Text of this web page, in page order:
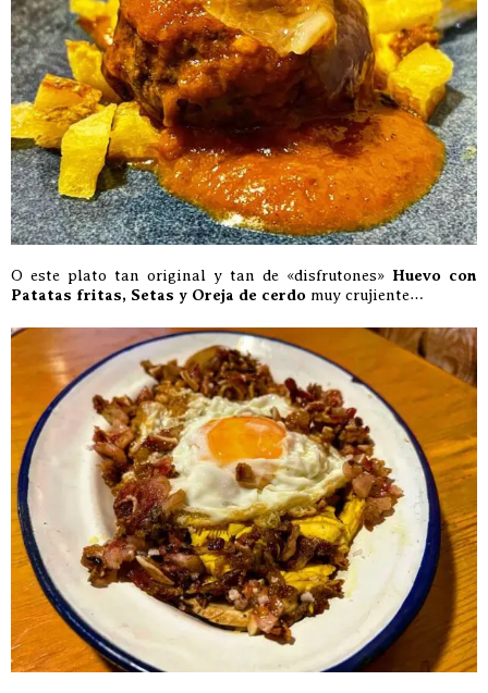
O este plato tan original y tan de «disfrutones» Huevo con
Patatas fritas, Setas y Oreja de cerdo muy crujiente…